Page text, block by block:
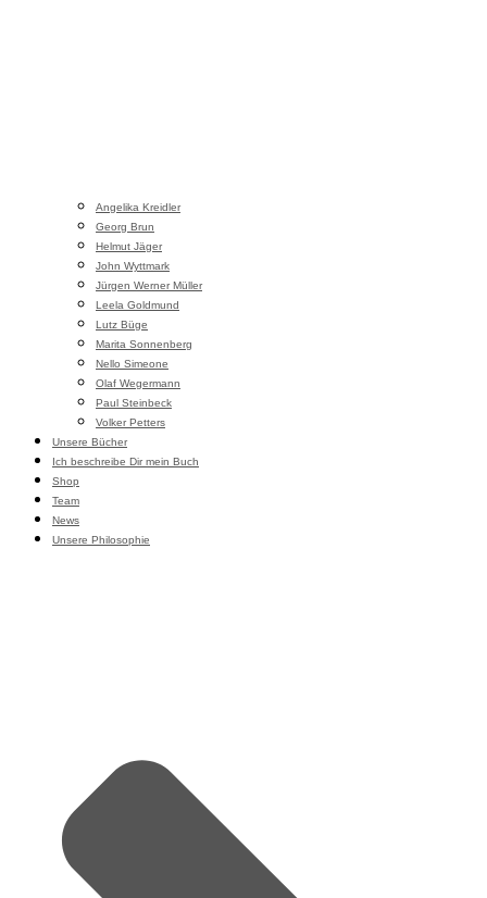
Angelika Kreidler
Georg Brun
Helmut Jäger
John Wyttmark
Jürgen Werner Müller
Leela Goldmund
Lutz Büge
Marita Sonnenberg
Nello Simeone
Olaf Wegermann
Paul Steinbeck
Volker Petters
Unsere Bücher
Ich beschreibe Dir mein Buch
Shop
Team
News
Unsere Philosophie